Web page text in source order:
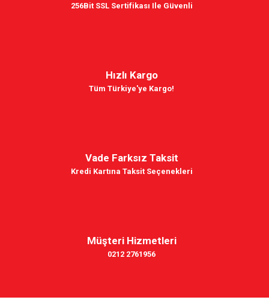
256Bit SSL Sertifikası Ile Güvenli
Hızlı Kargo
Tüm Türkiye'ye Kargo!
Vade Farksız Taksit
Kredi Kartına Taksit Seçenekleri
Müşteri Hizmetleri
0212 2761956